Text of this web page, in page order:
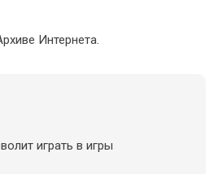
Интернета.
играть в игры